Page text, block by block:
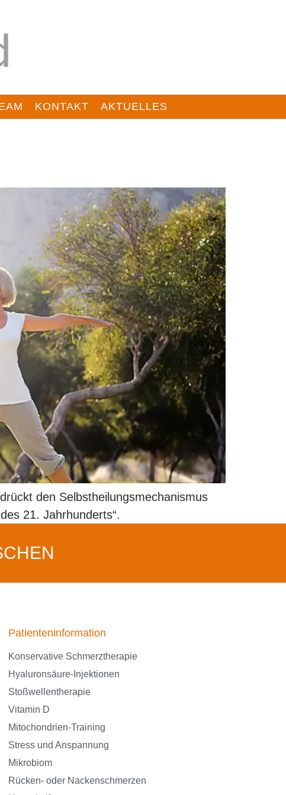
KONTAKT AKTUELLES
den Selbstheilungsmechanismus
21. Jahrhunderts“.
Patienteninformation
Konservative Schmerztherapie
Hyaluronsäure-Injektionen
Stoßwellentherapie
Vitamin D
Mitochondrien-Training
Stress und Anspannung
Mikrobiom
Rücken- oder Nackenschmerzen